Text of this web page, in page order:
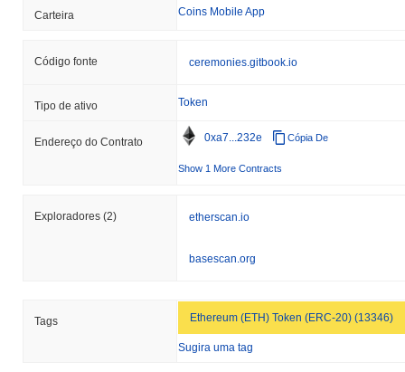
Carteira Coins Mobile App
Código fonte ceremonies.gitbook.io
Tipo de ativo Token
Endereço do Contrato 0xa7...232e Cópia De
Show 1 More Contracts
Exploradores (2) etherscan.io
basescan.org
Tags Ethereum (ETH) Token (ERC-20) (13346)
Sugira uma tag